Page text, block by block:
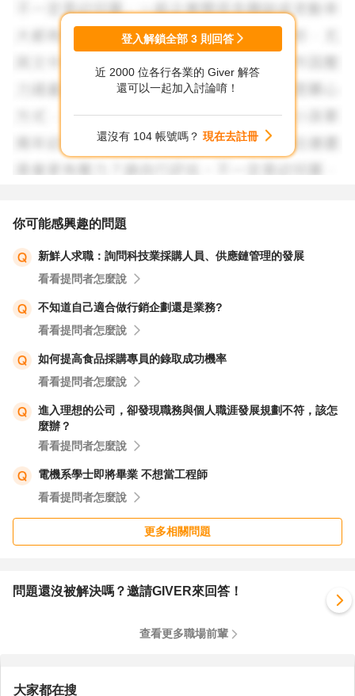
PM當然是很重視溝通協調的能力, 但這說法與建議很廣泛,
何謂溝通協調? 這可以講很多案例來說明, 但一個結論先給,
PM的核心不外乎是三個重點:
如預算
登入解鎖全部 3 則回答
近 2000 位各行各業的 Giver 解答
還可以一起加入討論唷！
還沒有 104 帳號嗎？ 現在去註冊
你可能感興趣的問題
新鮮人求職：詢問科技業採購人員、供應鏈管理的發展
看看提問者怎麼說
不知道自己適合做行銷企劃還是業務?
看看提問者怎麼說
如何提高食品採購專員的錄取成功機率
看看提問者怎麼說
進入理想的公司，卻發現職務與個人職涯發展規劃不符，該怎
麼辦？
看看提問者怎麼說
電機系學士即將畢業 不想當工程師
看看提問者怎麼說
更多相關問題
問題還沒被解決嗎？邀請GIVER來回答！
查看更多職場前輩
大家都在搜